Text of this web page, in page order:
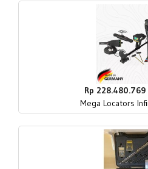
Rp
Mega Locators